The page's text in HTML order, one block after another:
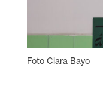
Foto Clara Bayo